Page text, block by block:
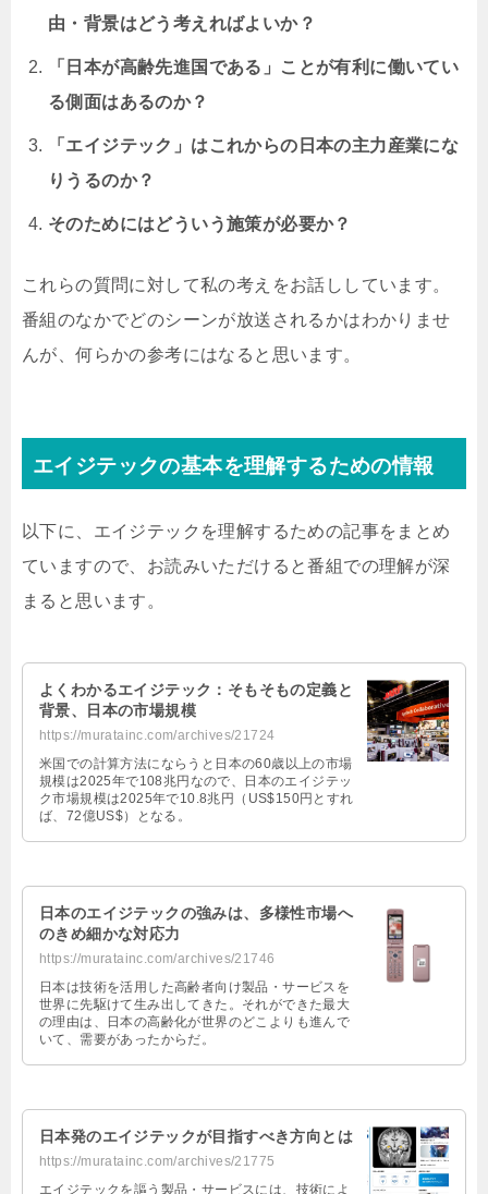
由・背景はどう考えればよいか？
「日本が高齢先進国である」ことが有利に働いてい
る側面はあるのか？
「エイジテック」はこれからの日本の主力産業にな
りうるのか？
そのためにはどういう施策が必要か？
これらの質問に対して私の考えをお話ししています。
番組のなかでどのシーンが放送されるかはわかりませ
んが、何らかの参考にはなると思います。
エイジテックの基本を理解するための情報
以下に、エイジテックを理解するための記事をまとめ
ていますので、お読みいただけると番組での理解が深
まると思います。
よくわかるエイジテック：そもそもの定義と
背景、日本の市場規模
https://muratainc.com/archives/21724
米国での計算方法にならうと日本の60歳以上の市場
規模は2025年で108兆円なので、日本のエイジテッ
ク市場規模は2025年で10.8兆円（US$150円とすれ
ば、72億US$）となる。
日本のエイジテックの強みは、多様性市場へ
のきめ細かな対応力
https://muratainc.com/archives/21746
日本は技術を活用した高齢者向け製品・サービスを
世界に先駆けて生み出してきた。それができた最大
の理由は、日本の高齢化が世界のどこよりも進んで
いて、需要があったからだ。
日本発のエイジテックが目指すべき方向とは
https://muratainc.com/archives/21775
エイジテックを謳う製品・サービスには、技術によ